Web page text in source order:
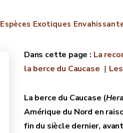
Espèces Exotiques
La
la berce du Caucase
La berce du Caucase (
Amérique du Nord en
fin du siècle dernier,